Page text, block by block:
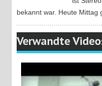
bekannt war. Heute Mittag
Verwandte